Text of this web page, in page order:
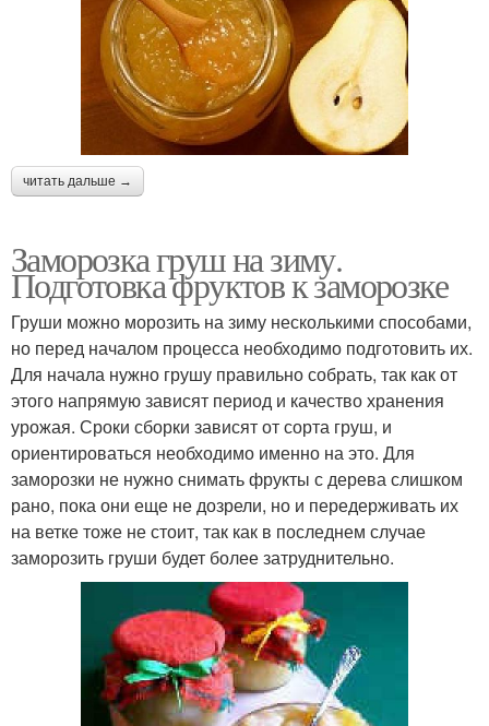
читать дальше →
Заморозка груш на зиму.
Подготовка фруктов к заморозке
Груши можно морозить на зиму несколькими способами,
но перед началом процесса необходимо подготовить их.
Для начала нужно грушу правильно собрать, так как от
этого напрямую зависят период и качество хранения
урожая. Сроки сборки зависят от сорта груш, и
ориентироваться необходимо именно на это. Для
заморозки не нужно снимать фрукты с дерева слишком
рано, пока они еще не дозрели, но и передерживать их
на ветке тоже не стоит, так как в последнем случае
заморозить груши будет более затруднительно.